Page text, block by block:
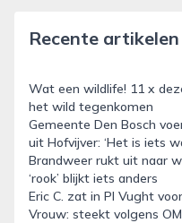
Recente artikelen
Wat een wildlife! 11 x
het wild tegenkomen
Gemeente Den Bosch
uit Hofvijver: ‘Het is iets
Brandweer rukt uit naar
‘rook’ blijkt iets anders
Eric C. zat in PI Vught
Vrouw: steekt volgens